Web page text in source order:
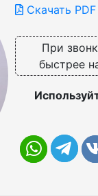
Скачать PDF
При
быстрее